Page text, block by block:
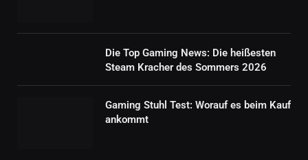
Die Top Gaming News: Die heißesten
Steam Kracher des Sommers 2026
Gaming Stuhl Test: Worauf es beim Kauf
ankommt